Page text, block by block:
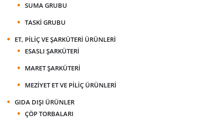
SUMA GRUBU
TASKI GRUBU
ET, PILIÇ VE ŞARKÜTERI ÜRÜNLERI
ESASLI ŞARKÜTERI
MARET ŞARKÜTERI
MEZIYET ET VE PILIÇ ÜRÜNLERI
GIDA DIŞI ÜRÜNLER
ÇÖP TORBALARI